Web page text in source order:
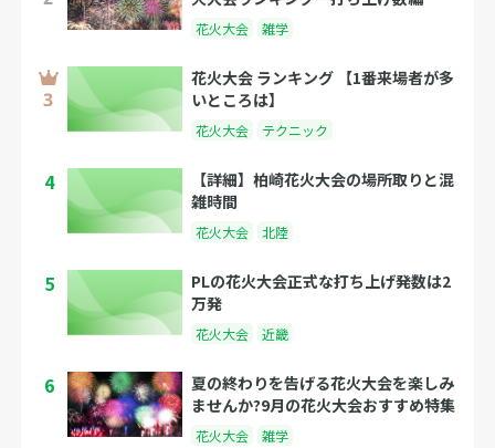
花火大会 雑学
花火大会 ランキング 【1番来場者が多
いところは】
花火大会 テクニック
4
【詳細】柏崎花火大会の場所取りと混
雑時間
花火大会 北陸
5
PLの花火大会正式な打ち上げ発数は2
万発
花火大会 近畿
6
夏の終わりを告げる花火大会を楽しみ
ませんか?9月の花火大会おすすめ特集
花火大会 雑学